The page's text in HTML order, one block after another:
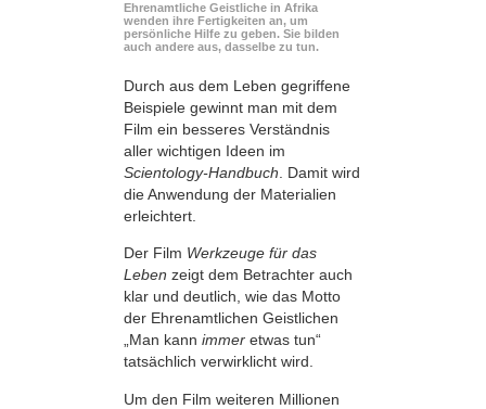
Ehrenamtliche Geistliche in Afrika
wenden ihre Fertigkeiten an, um
persönliche Hilfe zu geben. Sie bilden
auch andere aus, dasselbe zu tun.
Durch aus dem Leben gegriffene
Beispiele gewinnt man mit dem
Film ein besseres Verständnis
aller wichtigen Ideen im
Scientology-Handbuch . Damit wird
die Anwendung der Materialien
erleichtert.
Der Film Werkzeuge für das
Leben zeigt dem Betrachter auch
klar und deutlich, wie das Motto
der Ehrenamtlichen Geistlichen
„Man kann immer etwas tun“
tatsächlich verwirklicht wird.
Um den Film weiteren Millionen